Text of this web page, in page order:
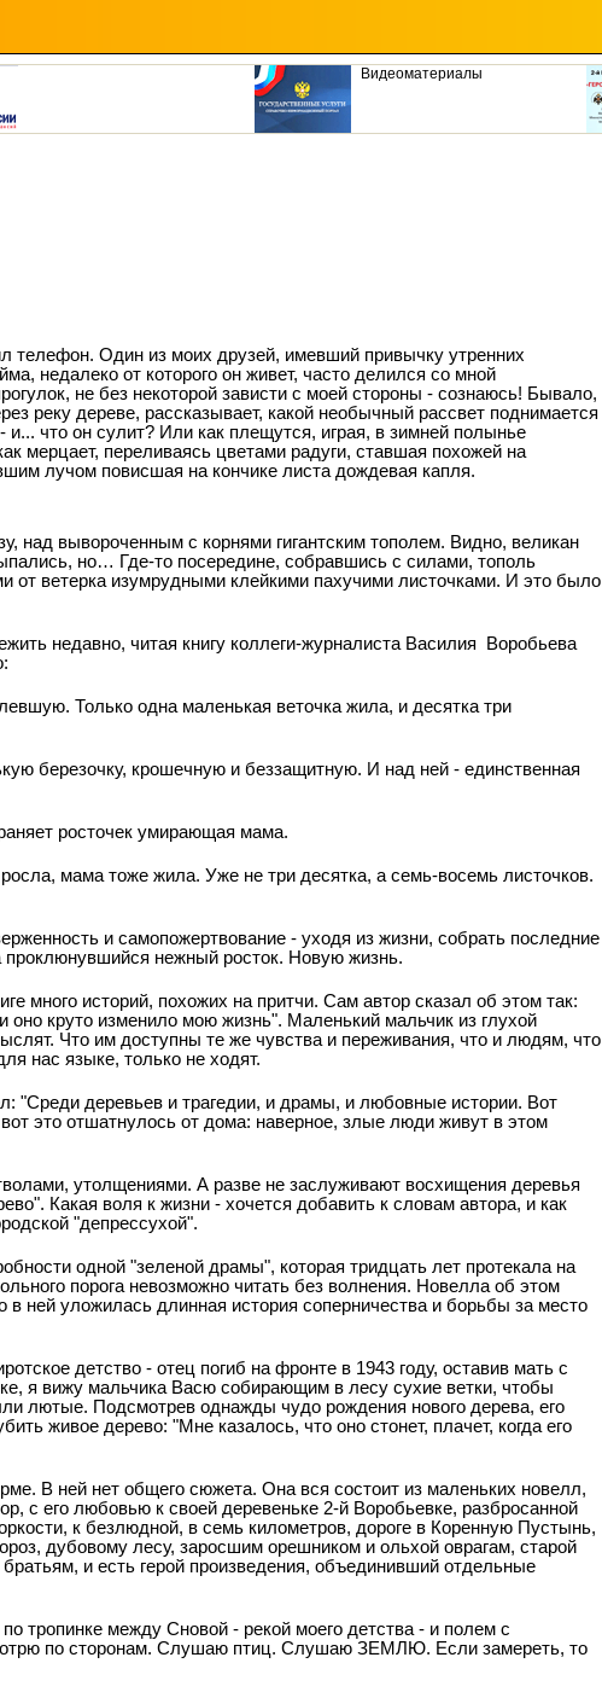
Видеоматериалы
телефон. Один из моих друзей, имевший привычку утренних
недалеко от которого он живет, часто делился со мной
не без некоторой зависти с моей стороны - сознаюсь! Бывало,
реку дереве, рассказывает, какой необычный рассвет поднимается
и... что он сулит? Или как плещутся, играя, в зимней полынье
мерцает, переливаясь цветами радуги, ставшая похожей на
лучом повисшая на кончике листа дождевая капля.
над вывороченным с корнями гигантским тополем. Видно, великан
но… Где-то посередине, собравшись с силами, тополь
от ветерка изумрудными клейкими пахучими листочками. И это было
недавно, читая книгу коллеги-журналиста Василия Воробьева
Только одна маленькая веточка жила, и десятка три
березочку, крошечную и беззащитную. И над ней - единственная
росточек умирающая мама.
мама тоже жила. Уже не три десятка, а семь-восемь листочков.
и самопожертвование - уходя из жизни, собрать последние
нежный росток. Новую жизнь.
много историй, похожих на притчи. Сам автор сказал об этом так:
оно круто изменило мою жизнь". Маленький мальчик из глухой
Что им доступны те же чувства и переживания, что и людям, что
нас языке, только не ходят.
"Среди деревьев и трагедии, и драмы, и любовные истории. Вот
это отшатнулось от дома: наверное, злые люди живут в этом
утолщениями. А разве не заслуживают восхищения деревья
Какая воля к жизни - хочется добавить к словам автора, и как
"депрессухой".
одной "зеленой драмы", которая тридцать лет протекала на
порога невозможно читать без волнения. Новелла об этом
в ней уложилась длинная история соперничества и борьбы за место
детство - отец погиб на фронте в 1943 году, оставив мать с
я вижу мальчика Васю собирающим в лесу сухие ветки, чтобы
лютые. Подсмотрев однажды чудо рождения нового дерева, его
живое дерево: "Мне казалось, что оно стонет, плачет, когда его
В ней нет общего сюжета. Она вся состоит из маленьких новелл,
с его любовью к своей деревеньке 2-й Воробьевке, разбросанной
к безлюдной, в семь километров, дороге в Коренную Пустынь,
дубовому лесу, заросшим орешником и ольхой оврагам, старой
и есть герой произведения, объединивший отдельные
тропинке между Сновой - рекой моего детства - и полем с
по сторонам. Слушаю птиц. Слушаю ЗЕМЛЮ. Если замереть, то